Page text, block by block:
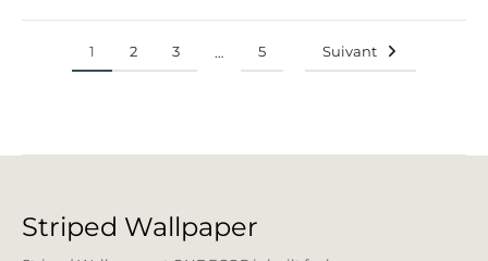
1 2 3 … 5 Suivant
Striped Wallpaper